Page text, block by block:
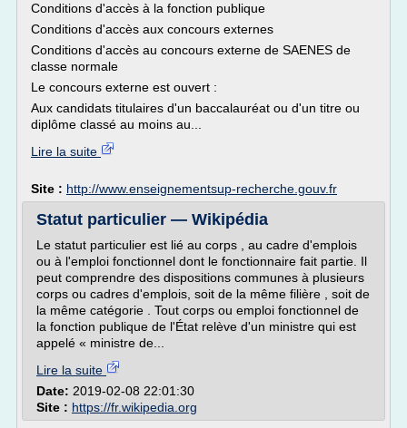
Conditions d'accès à la fonction publique
Conditions d'accès aux concours externes
Conditions d'accès au concours externe de SAENES de
classe normale
Le concours externe est ouvert :
Aux candidats titulaires d'un baccalauréat ou d'un titre ou
diplôme classé au moins au...
Lire la suite
Site : http://www.enseignementsup-recherche.gouv.fr
Statut particulier — Wikipédia
Le statut particulier est lié au corps , au cadre d'emplois
ou à l'emploi fonctionnel dont le fonctionnaire fait partie. Il
peut comprendre des dispositions communes à plusieurs
corps ou cadres d'emplois, soit de la même filière , soit de
la même catégorie . Tout corps ou emploi fonctionnel de
la fonction publique de l'État relève d'un ministre qui est
appelé « ministre de...
Lire la suite
Date: 2019-02-08 22:01:30
Site : https://fr.wikipedia.org